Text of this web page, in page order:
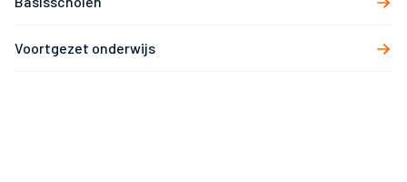
Voortgezet onderwijs